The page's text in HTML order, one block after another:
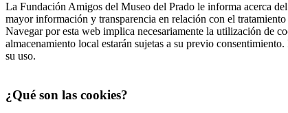
La Fundación Amigos del Museo del Prado le informa acerca
mayor información y transparencia en relación con el
Navegar por esta web implica necesariamente la utilización de
almacenamiento local estarán sujetas a su previo
su uso.
¿Qué son las cookies?